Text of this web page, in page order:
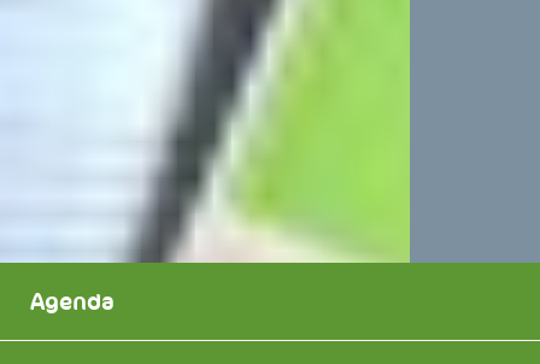
Agenda